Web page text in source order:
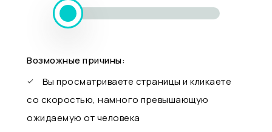
Возможные причины:
Вы просматриваете страницы и кликаете
со скоростью, намного превышающую
ожидаемую от человека